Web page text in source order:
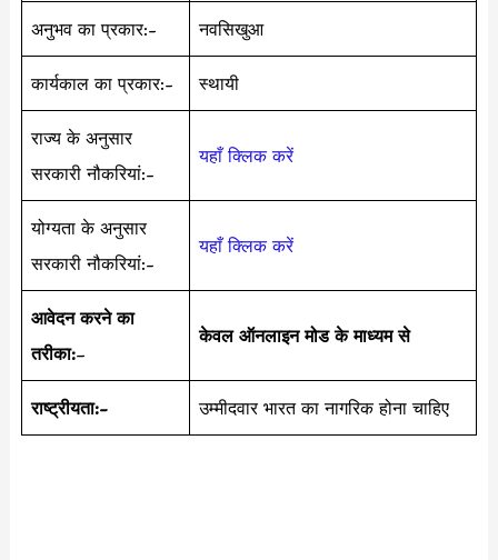
अनुभव का प्रकार:- नवसिखुआ
कार्यकाल का प्रकार:- स्थायी
राज्य के अनुसार
सरकारी नौकरियां:-
यहाँ क्लिक करें
योग्यता के अनुसार
सरकारी नौकरियां:-
यहाँ क्लिक करें
आवेदन करने का
तरीका:–
केवल ऑनलाइन मोड के माध्यम से
राष्ट्रीयता:- उम्मीदवार भारत का नागरिक होना चाहिए